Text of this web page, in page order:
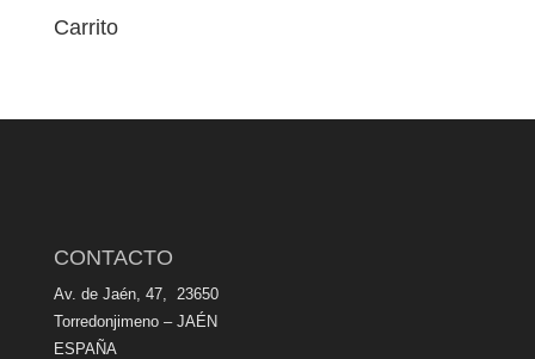
Carrito
CONTACTO
Av. de Jaén, 47, 23650
Torredonjimeno – JAÉN
ESPAÑA